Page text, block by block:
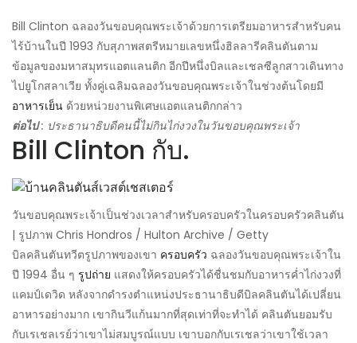
Bill Clinton ฉลองวันขอบคุณพระเจ้าด้วยการเตรียมอาหารสำหรับคน
ไร้บ้านในปี 1993 กับสุภาพสตรีหมายเลขหนึ่งฮิลลารีคลินตันตาม
ข้อมูลของมหาสมุทรแอตแลนติก อีกปีหนึ่งบิลและเชลซีลูกสาวเดินทาง
ไปยูโกสลาเวีย ทั้งคู่เฉลิมฉลองวันขอบคุณพระเจ้าในช่วงต้นโดยมี
อาหารเย็น ด้วยหน่วยงานพิเศษแอตแลนติกกล่าว
ต่อไป: ประธานาธิบดีคนนี้ไม่กินไก่งวงในวันขอบคุณพระเจ้า
Bill Clinton กับ.
วันขอบคุณพระเจ้าเป็นช่วงเวลาสำหรับครอบครัวในครอบครัวคลินตัน
| รูปภาพ Chris Hondros / Hulton Archive / Getty
บิลคลินตันทวีตรูปภาพของเขา ครอบครัว ฉลองวันขอบคุณพระเจ้าใน
ปี 1994 อื่น ๆ รูปถ่าย แสดงให้ครอบครัวได้ชื่นชมกับอาหารค่ำไก่งวงที่
แคมป์เดวิด หลังจากดำรงตำแหน่งประธานาธิบดีบิลคลินตันได้เปลี่ยน
อาหารอย่างมาก เขากินวีแก้นมากที่สุดเท่าที่จะทำได้ คลินตันยอมรับ
กับเรเชลเรย์ว่าเขาไม่สมบูรณ์แบบ เขาบอกกับเรเชลว่าเขาใช้เวลา